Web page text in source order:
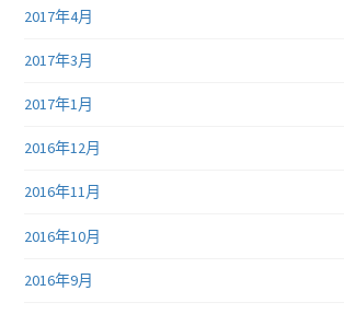
2017年4月
2017年3月
2017年1月
2016年12月
2016年11月
2016年10月
2016年9月